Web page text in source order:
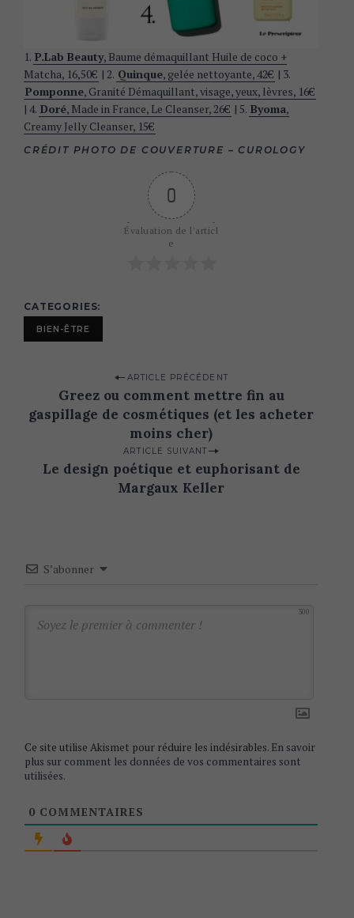
1. P.Lab Beauty, Baume démaquillant Huile de coco +
Matcha, 16,50€ | 2. Quinque, gelée nettoyante, 42€ | 3.
Pomponne, Granité Démaquillant, visage, yeux, lèvres, 16€
| 4. Doré, Made in France, Le Cleanser, 26€ | 5. Byoma,
Creamy Jelly Cleanser, 15€
CRÉDIT PHOTO DE COUVERTURE – CUROLOGY
0
Évaluation de l'articl
e
CATEGORIES
BIEN-ÊTRE
s
g
ARTICLE PRÉCÉDENT
Greez ou comment mettre fin au
gaspillage de cosmétiques (et les acheter
moins cher)
ARTICLE SUIVANT
Le design poétique et euphorisant de
Margaux Keller
S’abonner
300
Ce site utilise Akismet pour réduire les indésirables. En savoir
plus sur comment les données de vos commentaires sont
utilisées.
0 COMMENTAIRES